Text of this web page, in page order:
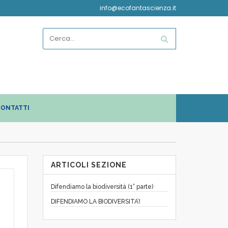
info@ecofantascienza.it
ARTICOLI SEZIONE
Difendiamo la biodiversità (1° parte)
DIFENDIAMO LA BIODIVERSITA’!